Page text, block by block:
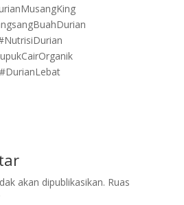
#DurianLebat
akan dipublikasikan. Ruas